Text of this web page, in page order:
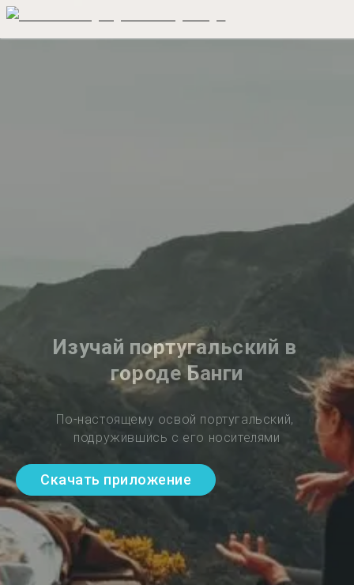
Изучай португальский в
городе Банги
По-настоящему освой португальский,
подружившись с его носителями
Скачать приложение